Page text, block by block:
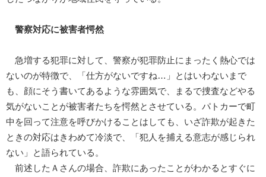
警察対応に被害者愕然
急増する犯罪に対して、警察が犯罪防止にまったく熱心では
ないのが特徴で、「仕方がないですね…」とはいわないまで
も、顔にそう書いてあるような雰囲気で、まるで捜査などやる
気がないことが被害者たちを愕然とさせている。パトカーで町
中を回って注意を呼びかけることはしても、いざ詐欺が起きた
ときの対応はきわめて冷淡で、「犯人を捕える意志が感じられ
ない」と語られている。
前述したＡさんの場合、詐欺にあったことがわかるとすぐに